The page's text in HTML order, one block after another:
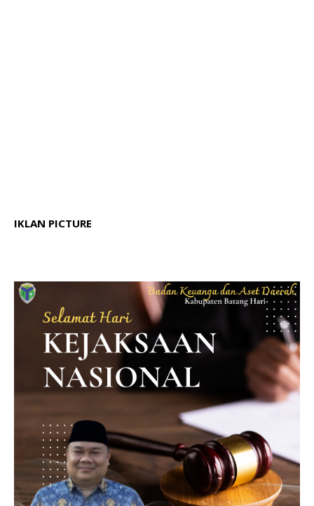
IKLAN PICTURE